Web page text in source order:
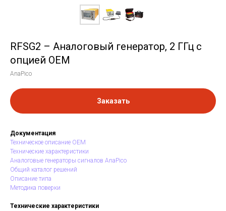
RFSG2 – Аналоговый генератор, 2 ГГц с
опцией OEM
AnaPico
Заказать
Документация
Техническое описание OEM
Технические характеристики
Аналоговые генераторы сигналов AnaPico
Общий каталог решений
Описание типа
Методика поверки
Технические характеристики